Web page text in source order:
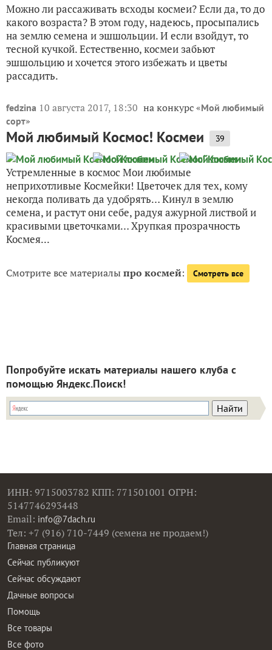
Можно ли рассаживать всходы космеи? Если да, то до
какого возраста? В этом году, надеюсь, просыпались
на землю семена и эшшольции. И если взойдут, то
тесной кучкой. Естественно, космеи забьют
эшшольцию и хочется этого избежать и цветы
рассадить.
fedzina 10 августа 2017, 18:30 на конкурс «Мой любимый
сорт»
Мой любимый Космос! Космеи 39
Устремленные в космос Мои любимые
неприхотливые Космейки! Цветочек для тех, кому
некогда поливать да удобрять… Кинул в землю
семена, и растут они себе, радуя ажурной листвой и
красивыми цветочками… Хрупкая прозрачность
Космея...
Смотрите все материалыпро космей: Смотреть все
Попробуйте искать материалы нашего клуба с
помощью Яндекс.Поиск!
ИНН: 9715003782 КПП: 771501001 ОГРН:
5147746293448
Email: info@7dach.ru
Тел: +7 (916) 710-7449 (семена не продаем!)
Главная страница
Сейчас публикуют
Сейчас обсуждают
Дачные вопросы
Помощь
Все товары
Все фото